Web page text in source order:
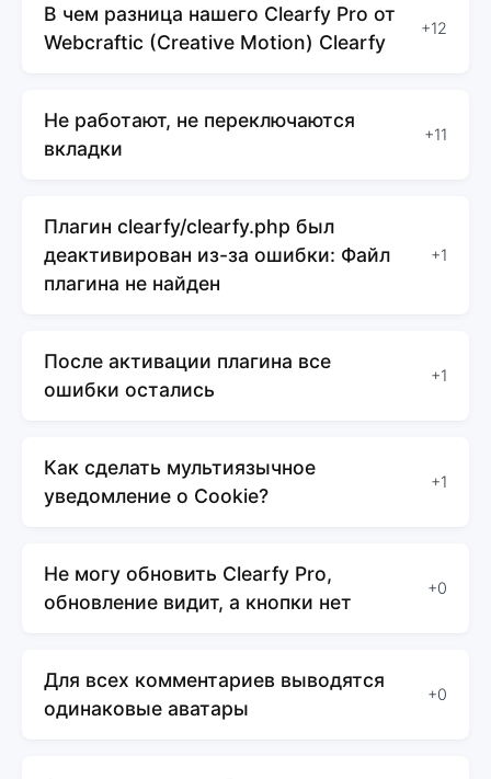
В чем разница нашего Clearfy Pro от
Webcraftic (Creative Motion) Clearfy
+12
Не работают, не переключаются
вкладки
+11
Плагин clearfy/clearfy.php был
деактивирован из-за ошибки: Файл
плагина не найден
+1
После активации плагина все
ошибки остались
+1
Как сделать мультиязычное
уведомление о Cookie?
+1
Не могу обновить Clearfy Pro,
обновление видит, а кнопки нет
+0
Для всех комментариев выводятся
одинаковые аватары
+0